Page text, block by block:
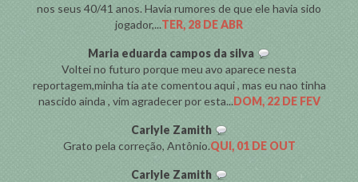
nos seus 40/41 anos. Havia rumores de que ele havia sido
jogador,...TER, 28 DE ABR
Maria eduarda campos da silva
Voltei no futuro porque meu avo aparece nesta
reportagem,minha tia ate comentou aqui , mas eu nao tinha
nascido ainda , vim agradecer por esta...DOM, 22 DE FEV
Carlyle Zamith
Grato pela correção, Antônio.QUI, 01 DE OUT
Carlyle Zamith